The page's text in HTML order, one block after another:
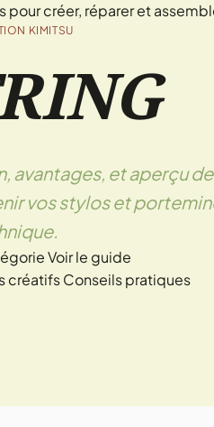
pour créer, réparer et
KIMITSU
avantages, et aperçu
vos stylos et
Voir le guide
créatifs Conseils pratiques